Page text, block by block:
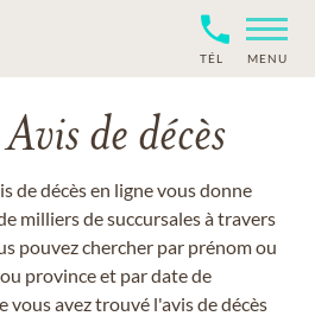
TÉL MENU
de décès
de décès en ligne vous donne
milliers de succursales à travers
pouvez chercher par prénom ou
province et par date de
vous avez trouvé l'avis de décès